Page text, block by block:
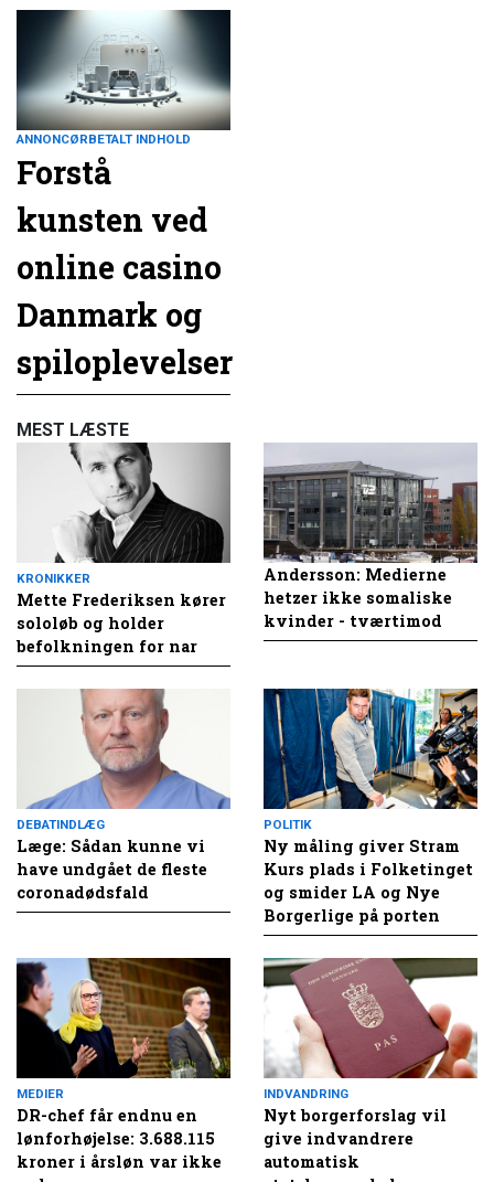
ANNONCØRBETALT INDHOLD
Forstå
kunsten ved
online casino
Danmark og
spiloplevelser
MEST LÆSTE
KRONIKKER
Mette Frederiksen kører
sololøb og holder
befolkningen for nar
Andersson: Medierne
hetzer ikke somaliske
kvinder - tværtimod
DEBATINDLÆG
Læge: Sådan kunne vi
have undgået de fleste
coronadødsfald
POLITIK
Ny måling giver Stram
Kurs plads i Folketinget
og smider LA og Nye
Borgerlige på porten
MEDIER
DR-chef får endnu en
lønforhøjelse: 3.688.115
kroner i årsløn var ikke
INDVANDRING
Nyt borgerforslag vil
give indvandrere
automatisk